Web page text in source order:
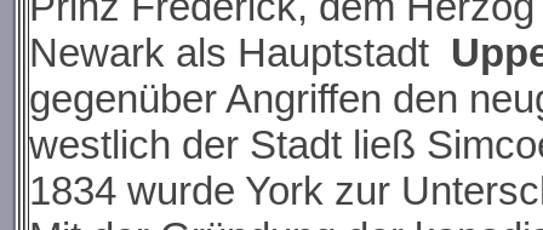
Newark als Hauptstadt
gegenüber Angriffen den
westlich der Stadt ließ
1834 wurde York zur